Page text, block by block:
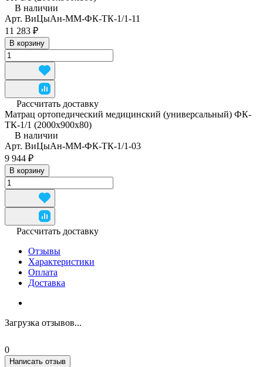
В наличии
Арт. ВиЦыАн-ММ-ФК-ТК-1/1-11
11 283 ₽
В корзину
Рассчитать доставку
Матрац ортопедический медицинский (универсальный) ФК-
ТК-1/1 (2000x900x80)
В наличии
Арт. ВиЦыАн-ММ-ФК-ТК-1/1-03
9 944 ₽
В корзину
Рассчитать доставку
Отзывы
Характеристики
Оплата
Доставка
Загрузка отзывов...
0
Написать отзыв